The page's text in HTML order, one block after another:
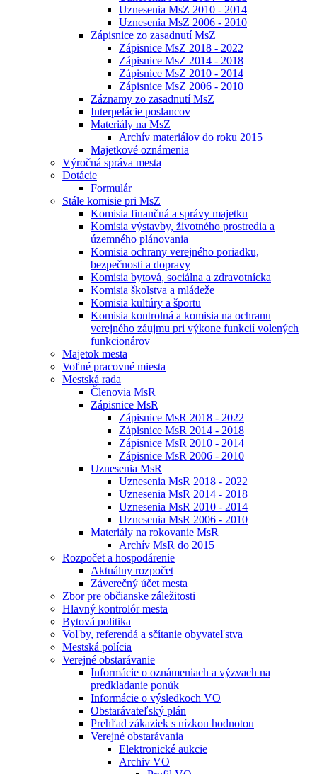
Uznesenia MsZ 2010 - 2014
Uznesenia MsZ 2006 - 2010
Zápisnice zo zasadnutí MsZ
Zápisnice MsZ 2018 - 2022
Zápisnice MsZ 2014 - 2018
Zápisnice MsZ 2010 - 2014
Zápisnice MsZ 2006 - 2010
Záznamy zo zasadnutí MsZ
Interpelácie poslancov
Materiály na MsZ
Archív materiálov do roku 2015
Majetkové oznámenia
Výročná správa mesta
Dotácie
Formulár
Stále komisie pri MsZ
Komisia finančná a správy majetku
Komisia výstavby, životného prostredia a
územného plánovania
Komisia ochrany verejného poriadku,
bezpečnosti a dopravy
Komisia bytová, sociálna a zdravotnícka
Komisia školstva a mládeže
Komisia kultúry a športu
Komisia kontrolná a komisia na ochranu
verejného záujmu pri výkone funkcií volených
funkcionárov
Majetok mesta
Voľné pracovné miesta
Mestská rada
Členovia MsR
Zápisnice MsR
Zápisnice MsR 2018 - 2022
Zápisnice MsR 2014 - 2018
Zápisnice MsR 2010 - 2014
Zápisnice MsR 2006 - 2010
Uznesenia MsR
Uznesenia MsR 2018 - 2022
Uznesenia MsR 2014 - 2018
Uznesenia MsR 2010 - 2014
Uznesenia MsR 2006 - 2010
Materiály na rokovanie MsR
Archív MsR do 2015
Rozpočet a hospodárenie
Aktuálny rozpočet
Záverečný účet mesta
Zbor pre občianske záležitosti
Hlavný kontrolór mesta
Bytová politika
Voľby, referendá a sčítanie obyvateľstva
Mestská polícia
Verejné obstarávanie
Informácie o oznámeniach a výzvach na
predkladanie ponúk
Informácie o výsledkoch VO
Obstarávateľský plán
Prehľad zákaziek s nízkou hodnotou
Verejné obstarávania
Elektronické aukcie
Archiv VO